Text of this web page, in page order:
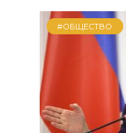
#ОБЩЕСТВО